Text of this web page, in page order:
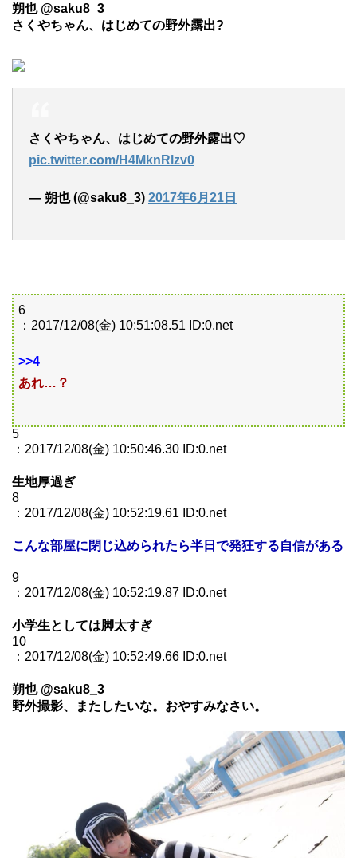
朔也 @saku8_3
さくやちゃん、はじめての野外露出?
さくやちゃん、はじめての野外露出♡
pic.twitter.com/H4MknRlzv0
— 朔也 (@saku8_3) 2017年6月21日
6
：2017/12/08(金) 10:51:08.51 ID:0.net
>>4
あれ…？
5
：2017/12/08(金) 10:50:46.30 ID:0.net
生地厚過ぎ
8
：2017/12/08(金) 10:52:19.61 ID:0.net
こんな部屋に閉じ込められたら半日で発狂する自信がある
9
：2017/12/08(金) 10:52:19.87 ID:0.net
小学生としては脚太すぎ
10
：2017/12/08(金) 10:52:49.66 ID:0.net
朔也 @saku8_3
野外撮影、またしたいな。おやすみなさい。